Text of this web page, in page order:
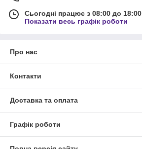
Сьогодні працює з 08:00 до 18:00
Показати весь графік роботи
Про нас
Контакти
Доставка та оплата
Графік роботи